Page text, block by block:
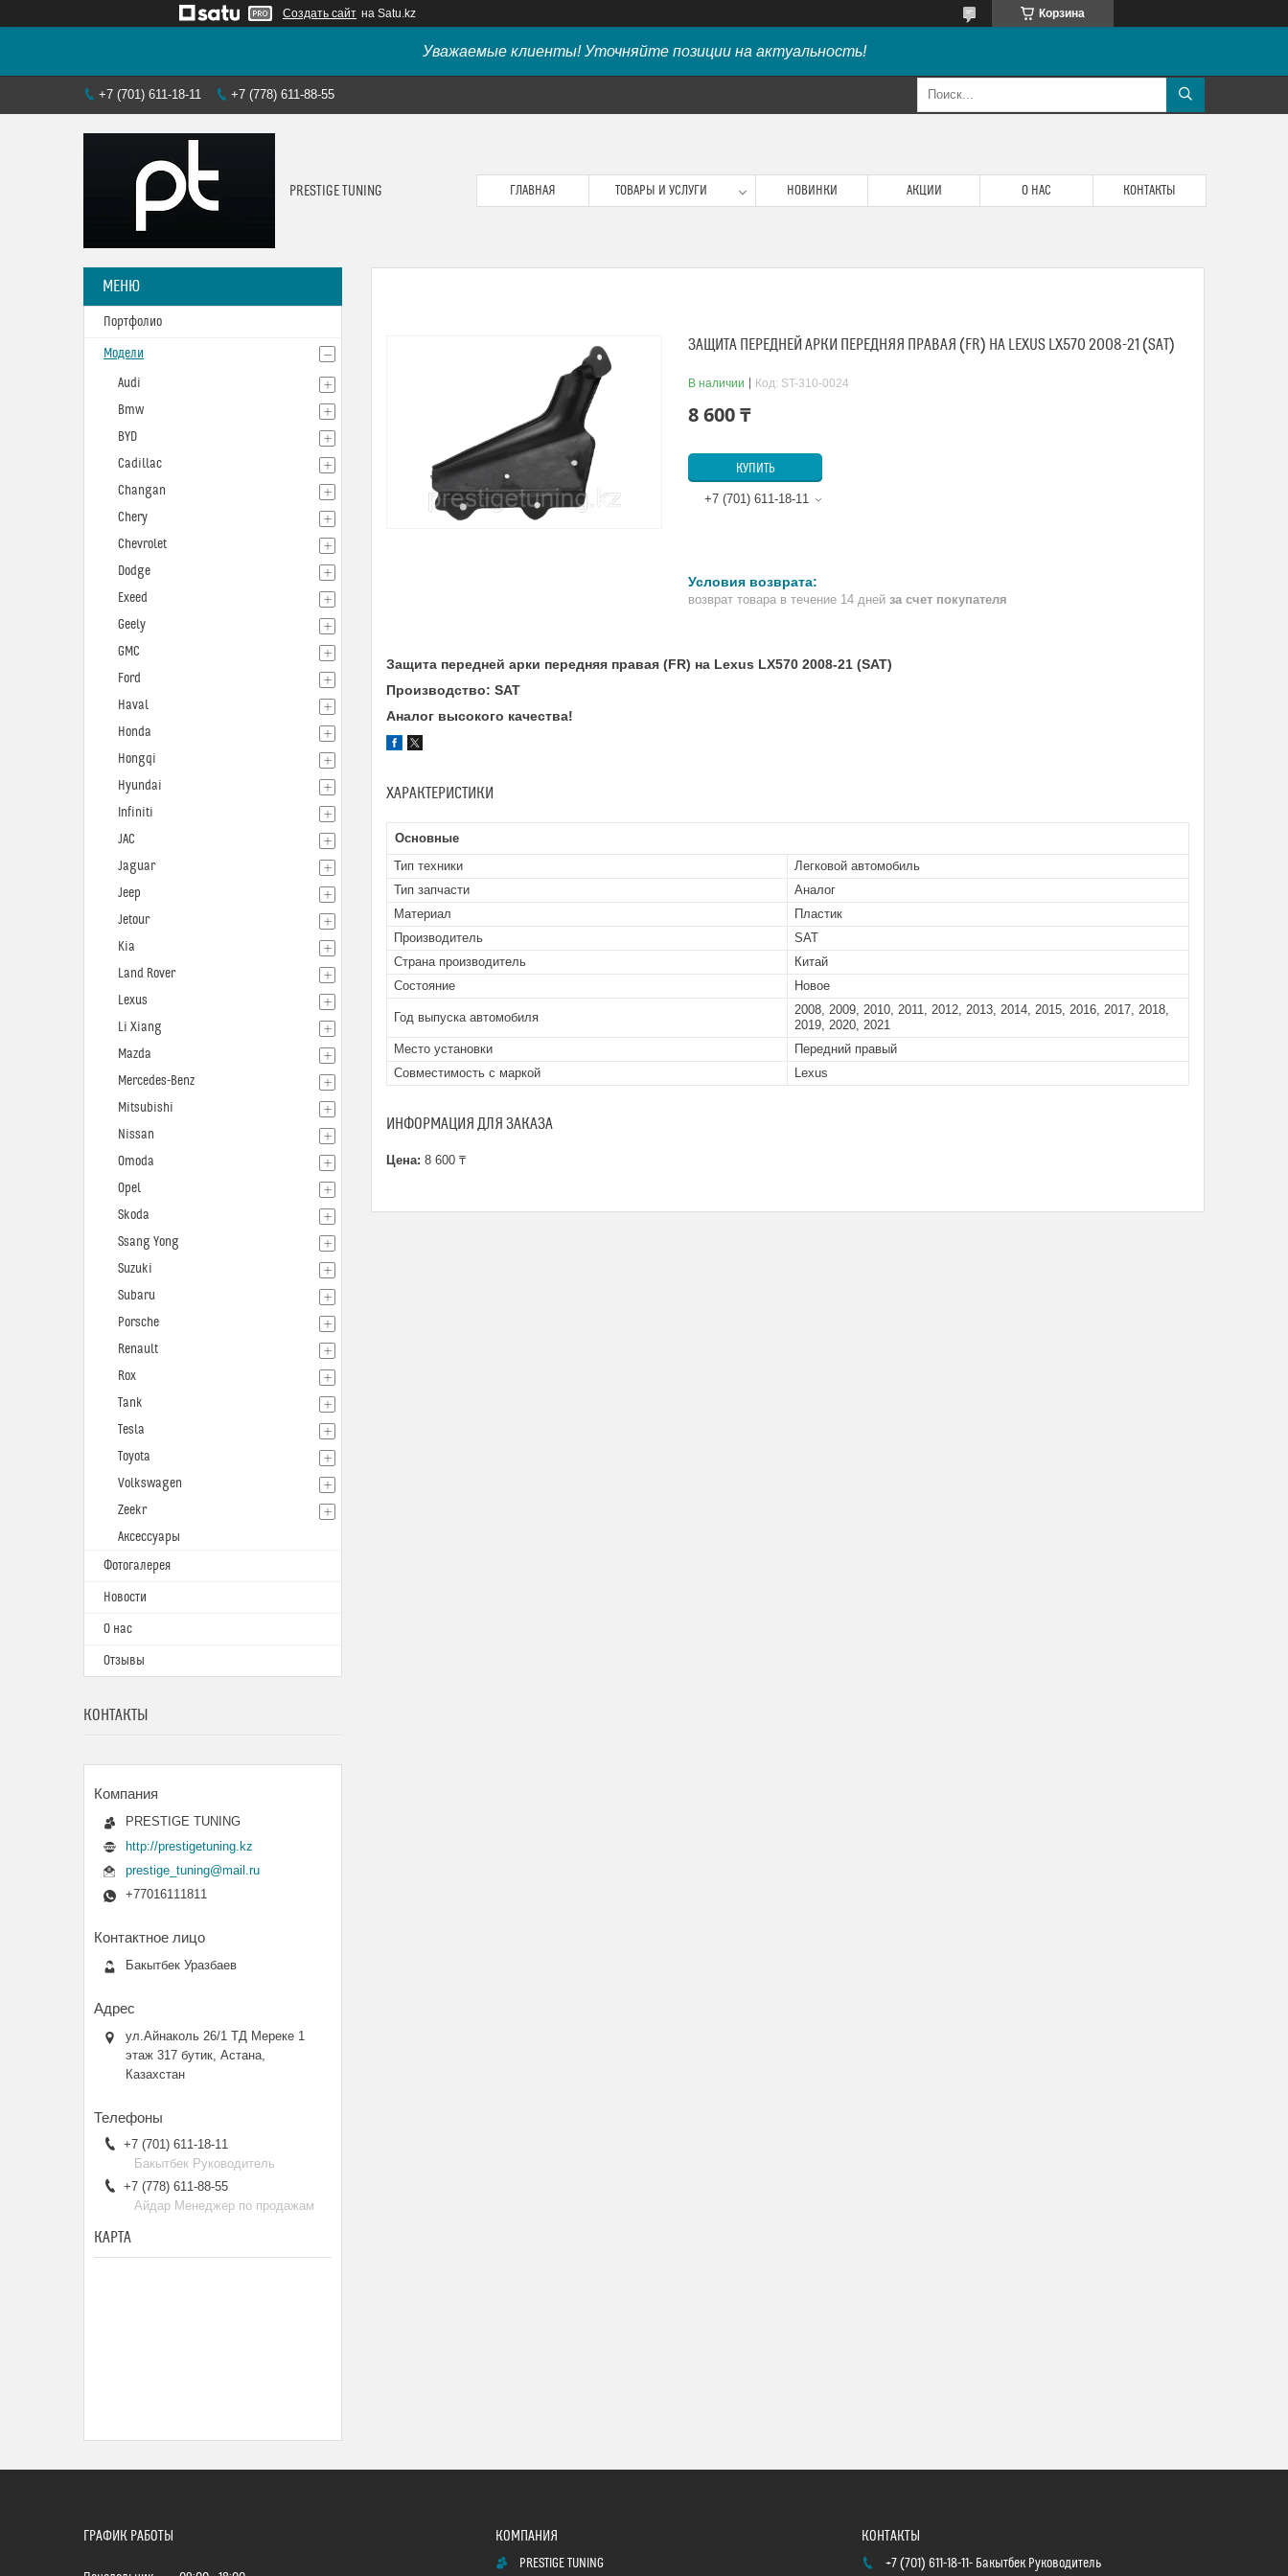
Создать сайт на Satu.kz Корзина
Уважаемые клиенты! Уточняйте позиции на актуальность!
+7 (701) 611-18-11 +7 (778) 611-88-55
PRESTIGE TUNING ГЛАВНАЯ ТОВАРЫ И УСЛУГИ НОВИНКИ АКЦИИ О НАС КОНТАКТЫ
ЗАЩИТА ПЕРЕДНЕЙ АРКИ ПЕРЕДНЯЯ ПРАВАЯ (FR) НА LEXUS LX570 2008-21 (SAT)
В наличии Код: ST-310-0024
8 600 ₸
КУПИТЬ
+7 (701) 611-18-11
возврат товара в течение 14 дней за счет покупателя
Защита передней арки передняя правая (FR) на Lexus LX570 2008-21 (SAT)
Производство: SAT
Аналог высокого качества!
ХАРАКТЕРИСТИКИ
Основные
Тип техники
Легковой автомобиль
Тип запчасти
Аналог
Материал
Пластик
Производитель
SAT
Страна производитель
Китай
Состояние
Новое
Год выпуска автомобиля
2008, 2009, 2010, 2011, 2012, 2013, 2014, 2015, 2016, 2017, 2018,
2019, 2020, 2021
Место установки
Передний правый
Совместимость с маркой
Lexus
ИНФОРМАЦИЯ ДЛЯ ЗАКАЗА
Цена: 8 600 ₸
Портфолио
Модели
Audi
Bmw
BYD
Cadillac
Changan
Chery
Chevrolet
Dodge
Exeed
Geely
GMC
Ford
Haval
Honda
Hongqi
Hyundai
Infiniti
JAC
Jaguar
Jeep
Jetour
Kia
Land Rover
Lexus
Li Xiang
Mazda
Mercedes-Benz
Mitsubishi
Nissan
Omoda
Opel
Skoda
Ssang Yong
Suzuki
Subaru
Porsche
Renault
Rox
Tank
Tesla
Toyota
Volkswagen
Zeekr
Аксессуары
Фотогалерея
Новости
О нас
Отзывы
КОНТАКТЫ
PRESTIGE TUNING
http://prestigetuning.kz
prestige_tuning@mail.ru
+77016111811
Бакытбек Уразбаев
ул.Айнаколь 26/1 ТД Мереке 1
этаж 317 бутик, Астана,
Казахстан
+7 (701) 611-18-11
Бакытбек Руководитель
+7 (778) 611-88-55
Айдар Менеджер по продажам
КАРТА
ГРАФИК РАБОТЫ
PRESTIGE TUNING +7 (701) 611-18-11 Бакытбек Руководитель